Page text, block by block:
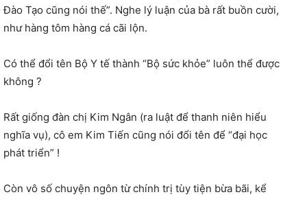
Đào Tạo cũng nói thế”. Nghe lý luận của bà rất buồn cười,
như hàng tôm hàng cá cãi lộn.
Có thể đổi tên Bộ Y tế thành “Bộ sức khỏe” luôn thể được
không ?
Rất giống đàn chị Kim Ngân (ra luật để thanh niên hiểu
nghĩa vụ), cô em Kim Tiến cũng nói đổi tên để “đại học
phát triển” !
Còn vô số chuyện ngôn từ chính trị tùy tiện bừa bãi, kể